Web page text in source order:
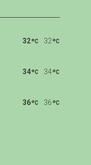
32
32
34
34
36
36